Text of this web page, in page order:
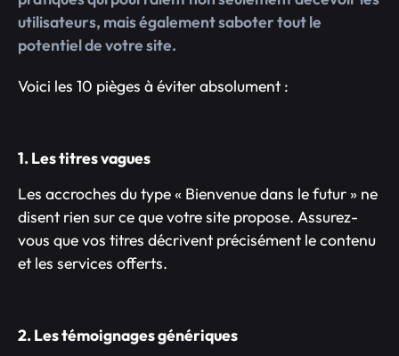
utilisateurs, mais également saboter tout le
potentiel de votre site.
Voici les 10 pièges à éviter absolument :
1. Les titres vagues
Les accroches du type « Bienvenue dans le futur » ne
disent rien sur ce que votre site propose. Assurez-
vous que vos titres décrivent précisément le contenu
et les services offerts.
2. Les témoignages génériques